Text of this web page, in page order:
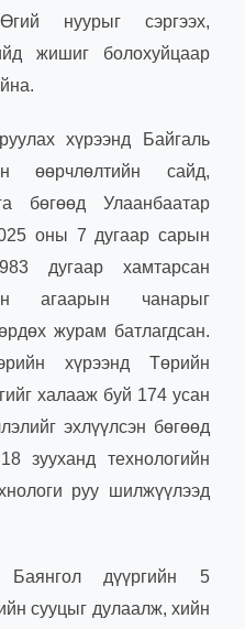
нуурыг сэргээх,
жишиг болохуйцаар
хүрээнд Байгаль
өөрчлөлтийн сайд,
бөгөөд Улаанбаатар
оны 7 дугаар сарын
дугаар хамтарсан
агаарын чанарыг
журам батлагдсан.
хүрээнд Төрийн
халааж буй 174 усан
эхлүүлсэн бөгөөд
зууханд технологийн
руу шилжүүлээд
Баянгол дүүргийн 5
сууцыг дулаалж, хийн